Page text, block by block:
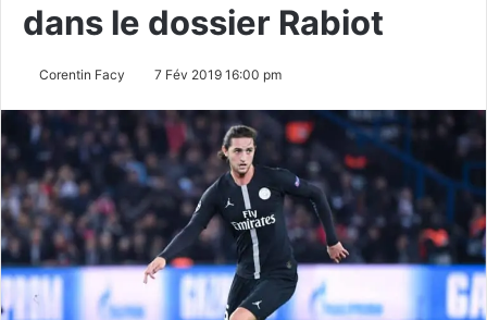
dans le dossier Rabiot
Corentin Facy 7 Fév 2019 16:00 pm